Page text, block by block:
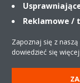
Produkty
Zastrzeżenia prawne
Reklamowe /
Zapoznaj się z naszą
dowiedzieć się